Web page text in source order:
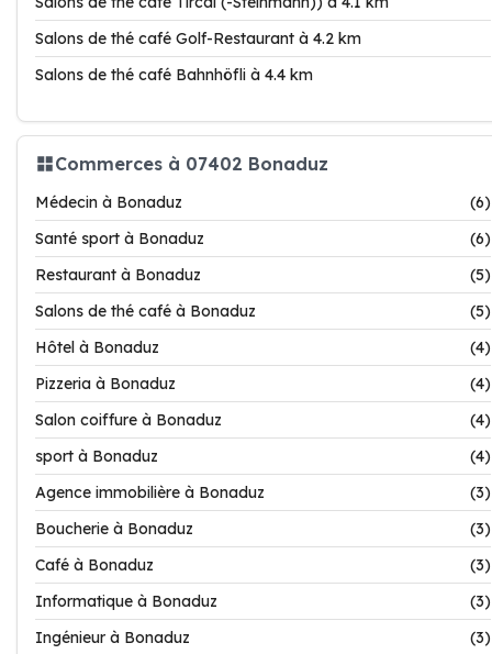
Salons de thé café Golf-Restaurant à 4.2 km
Salons de thé café Bahnhöfli à 4.4 km
Commerces à 07402 Bonaduz
Médecin à Bonaduz
(6)
Santé sport à Bonaduz
(6)
Restaurant à Bonaduz
(5)
Salons de thé café à Bonaduz
(5)
Hôtel à Bonaduz
(4)
Pizzeria à Bonaduz
(4)
Salon coiffure à Bonaduz
(4)
sport à Bonaduz
(4)
Agence immobilière à Bonaduz
(3)
Boucherie à Bonaduz
(3)
Café à Bonaduz
(3)
Informatique à Bonaduz
(3)
Ingénieur à Bonaduz
(3)